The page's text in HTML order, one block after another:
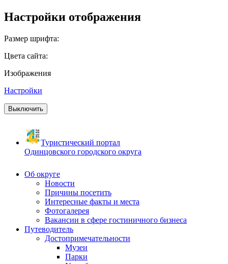
Настройки отображения
Размер шрифта:
Цвета сайта:
Изображения
Настройки
Выключить
Туристический портал
Одинцовского городского округа
Об округе
Новости
Причины посетить
Интересные факты и места
Фотогалерея
Вакансии в сфере гостиничного бизнеса
Путеводитель
Достопримечательности
Музеи
Парки